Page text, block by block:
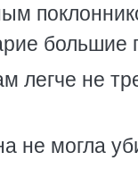
большие
легче не
не могла